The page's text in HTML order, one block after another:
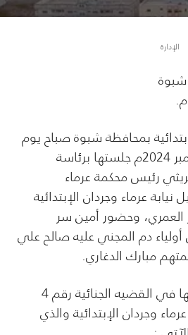
الإدارة
شبوة
بمحافظة شبوة صباح يوم
الأحد الموافق 15 سبتمبر 2024م جلستها برئاسة
رئيس محكمة عرماء
نيابة عرماء وجردان الإبتدائية
وحضور أمين سر
دم المجني عليه صالح علي
مبارك الدغاري.
وأصدرت المحكمة حكمها في القضيه الجنائية رقم 4
عرماء وجردان الإبتدائية والذي